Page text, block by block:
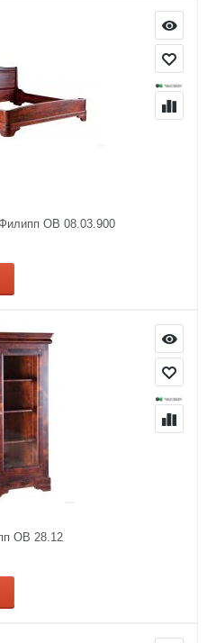
ОВ 08.03.900
ОВ 28.12